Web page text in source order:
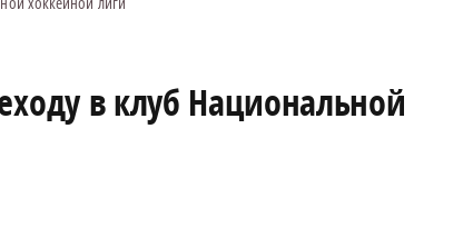
в клуб Национальной